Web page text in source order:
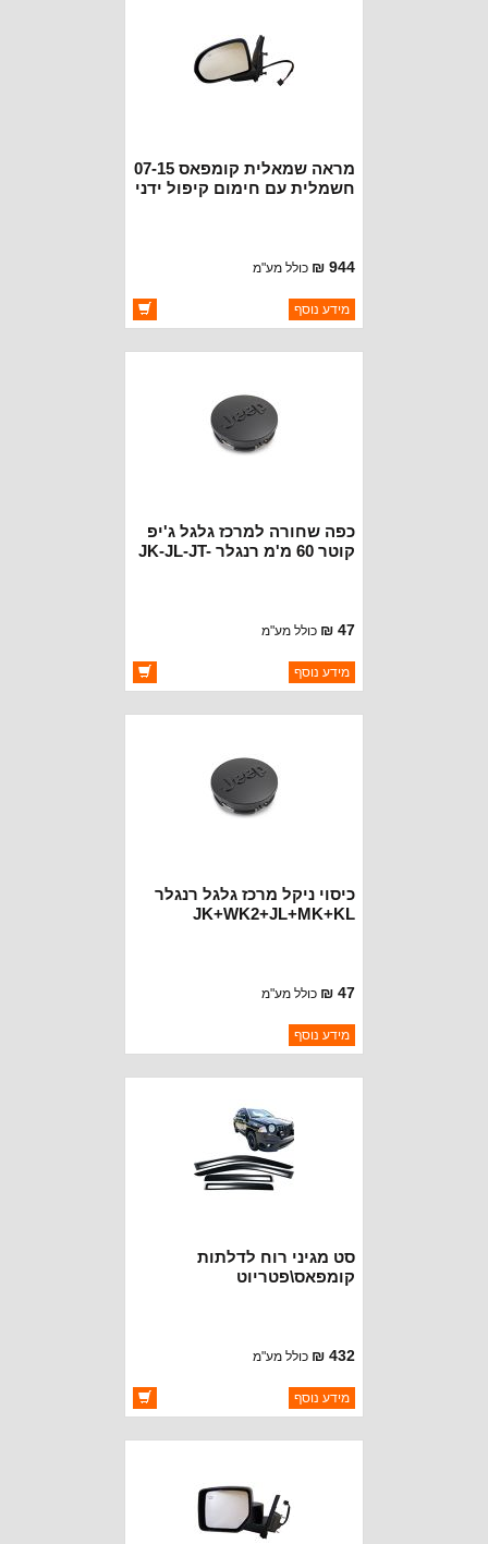
מראה שמאלית קומפאס 07-15
חשמלית עם חימום קיפול ידני
944 ₪ כולל מע"מ
ברקוד: 5115047AH
יצרן:CROWN AUTOMOTIVE
מידע נוסף
כפה שחורה למרכז גלגל ג'יפ
קוטר 60 מ'מ רנגלר JK-JL-JT-
47 ₪ כולל מע"מ
ברקוד: BJ0000
יצרן:OAKMAN OFFROAD
מידע נוסף
כיסוי ניקל מרכז גלגל רנגלר
JK+WK2+JL+MK+KL
47 ₪ כולל מע"מ
ברקוד: 1LB77RXFAC
יצרן:OAKMAN OFFROAD
מידע נוסף
סט מגיני רוח לדלתות
קומפאס\פטריוט
432 ₪ כולל מע"מ
ברקוד: BJ3457
יצרן:OAKMAN OFFROAD
מידע נוסף